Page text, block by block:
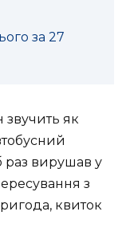
за 27
як
раз вирушав у
з
квиток